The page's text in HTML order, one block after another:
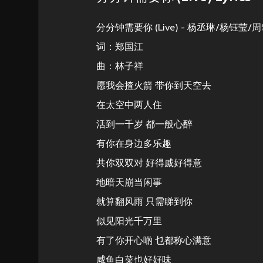
分分钟需要你 (Live) - 杨丞琳/杨钰莹/周
词：郑国江
曲：林子祥
愿我会揸火箭 带你到天空去
在太空中两人住
活到一千岁 都一般心醉
有你在身边多乐趣
共你双双对 好得戚好得意
地暗天崩当闲事
就算翻风雨 只需睇到你
似见阳光千万里
有了你开心啲 乜都称心满意
咸鱼白菜也好好味